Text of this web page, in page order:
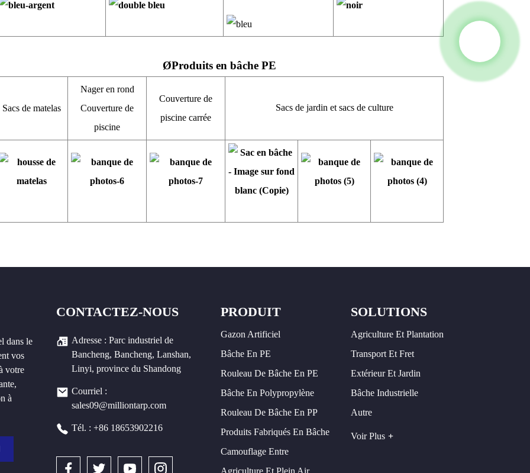
ØProduits en bâche PE
Sacs de matelas
Nager en rond
Couverture de
piscine
Couverture de
piscine carrée
Sacs de jardin et sacs de culture
dans le
vos
votre
à
CONTACTEZ-NOUS
Adresse : Parc industriel de
Bancheng, Bancheng, Lanshan,
Linyi, province du Shandong
Courriel :
sales09@milliontarp.com
Tél. : +86 18653902216
PRODUIT
Gazon Artificiel
Bâche En PE
Rouleau De Bâche En PE
Bâche En Polypropylène
Rouleau De Bâche En PP
Produits Fabriqués En Bâche
Camouflage Entre
Agriculture Et Plein Air
SOLUTIONS
Agriculture Et Plantation
Transport Et Fret
Extérieur Et Jardin
Bâche Industrielle
Autre
Voir Plus